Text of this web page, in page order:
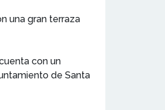
una gran terraza
con un
de Santa